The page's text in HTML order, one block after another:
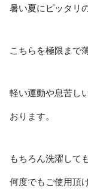
暑い夏にピッタリ
こちらを極限まで
軽い運動や息苦し
おります。
もちろん洗濯して
何度でもご使用頂